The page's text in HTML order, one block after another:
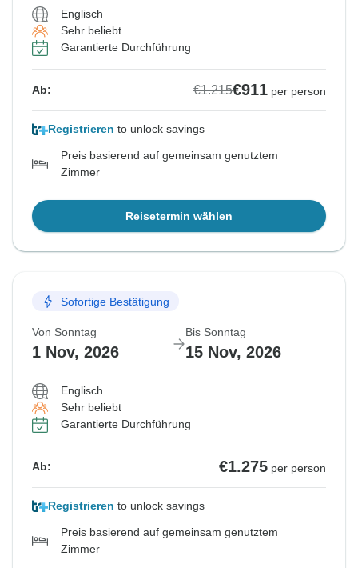
Englisch
Sehr beliebt
Garantierte Durchführung
Ab: €1.215€911 per person
Registrieren to unlock savings
Preis basierend auf gemeinsam genutztem
Zimmer
Reisetermin wählen
Sofortige Bestätigung
Von Sonntag
1 Nov, 2026
Bis Sonntag
15 Nov, 2026
Englisch
Sehr beliebt
Garantierte Durchführung
Ab: €1.275 per person
Registrieren to unlock savings
Preis basierend auf gemeinsam genutztem
Zimmer